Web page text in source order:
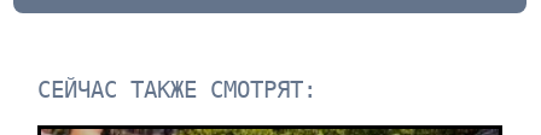
СЕЙЧАС ТАКЖЕ СМОТРЯТ: